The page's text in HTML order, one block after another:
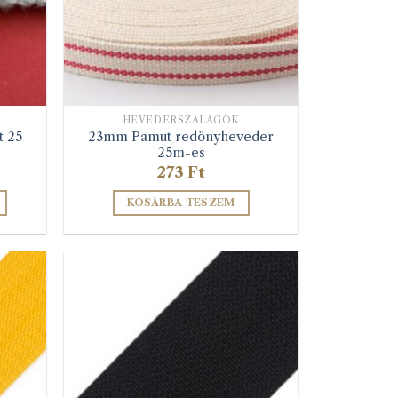
25
HEVEDERSZALAGOK
23mm Pamut redönyheveder
25m-es
273 Ft
KOSÁRBA TESZEM